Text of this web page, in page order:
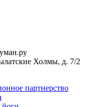
Холмы, д. 7/2
партнерство